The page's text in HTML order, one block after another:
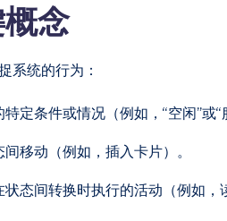
念
系统的行为：
定条件或情况（例如，“空闲”或“
移动（例如，插入卡片）。
态间转换时执行的活动（例如，